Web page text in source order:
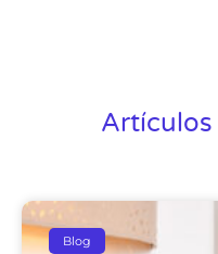
Artículos
Blog